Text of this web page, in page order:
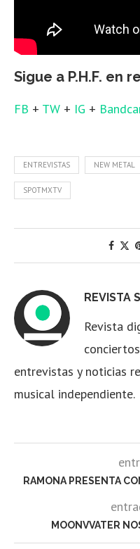
Sigue a P.H.F. en
FB + TW + IG +
ENTREVISTAS NEW METAL
SPOTMXTV
REVISTA
Revista
entrevistas y noticias
musical independiente.
RAMONA PRESENTA
MOONVVATER